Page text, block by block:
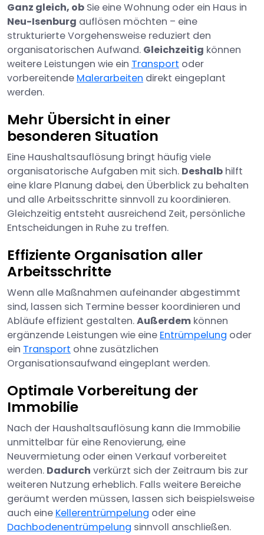
Ganz gleich, ob Sie eine Wohnung oder ein Haus in
Neu-Isenburg auflösen möchten – eine
strukturierte Vorgehensweise reduziert den
organisatorischen Aufwand. Gleichzeitig können
weitere Leistungen wie ein Transport oder
vorbereitende Malerarbeiten direkt eingeplant
werden.
Mehr Übersicht in einer
besonderen Situation
Eine Haushaltsauflösung bringt häufig viele
organisatorische Aufgaben mit sich. Deshalb hilft
eine klare Planung dabei, den Überblick zu behalten
und alle Arbeitsschritte sinnvoll zu koordinieren.
Gleichzeitig entsteht ausreichend Zeit, persönliche
Entscheidungen in Ruhe zu treffen.
Effiziente Organisation aller
Arbeitsschritte
Wenn alle Maßnahmen aufeinander abgestimmt
sind, lassen sich Termine besser koordinieren und
Abläufe effizient gestalten.Außerdem können
ergänzende Leistungen wie eine Entrümpelung oder
ein Transport ohne zusätzlichen
Organisationsaufwand eingeplant werden.
Optimale Vorbereitung der
Immobilie
Nach der Haushaltsauflösung kann die Immobilie
unmittelbar für eine Renovierung, eine
Neuvermietung oder einen Verkauf vorbereitet
werden. Dadurch verkürzt sich der Zeitraum bis zur
weiteren Nutzung erheblich. Falls weitere Bereiche
geräumt werden müssen, lassen sich beispielsweise
auch eine Kellerentrümpelung oder eine
Dachbodenentrümpelung sinnvoll anschließen.